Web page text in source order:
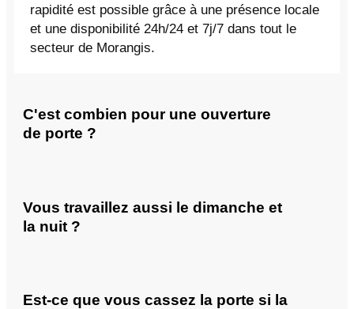
rapidité est possible grâce à une présence locale
et une disponibilité 24h/24 et 7j/7 dans tout le
secteur de Morangis.
C'est combien pour une ouverture
de porte ?
Vous travaillez aussi le dimanche et
la nuit ?
Est-ce que vous cassez la porte si la